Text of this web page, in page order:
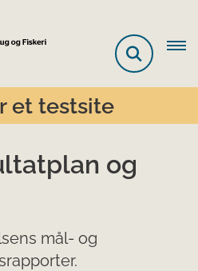
et testsite
og
mål- og